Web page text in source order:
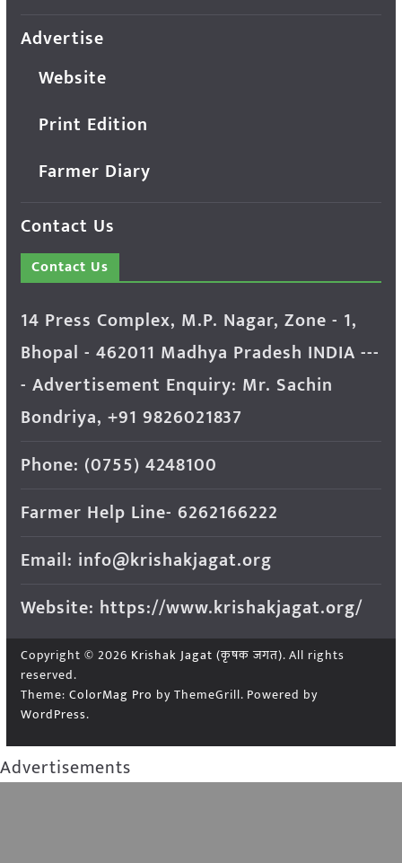
Advertise
Website
Print Edition
Farmer Diary
Contact Us
Contact Us
14 Press Complex, M.P. Nagar, Zone - 1,
Bhopal - 462011 Madhya Pradesh INDIA ---
- Advertisement Enquiry: Mr. Sachin
Bondriya, +91 9826021837
Phone: (0755) 4248100
Farmer Help Line- 6262166222
Email: info@krishakjagat.org
Website: https://www.krishakjagat.org/
Copyright © 2026 Krishak Jagat (कृषक जगत). All rights
reserved.
Theme: ColorMag Pro by ThemeGrill. Powered by
WordPress.
Advertisements